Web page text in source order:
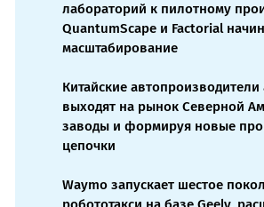
лабораторий к пилотному
QuantumScape и Factorial
масштабирование
Китайские автопроизводители
выходят на рынок Северной
заводы и формируя новые
цепочки
Waymo запускает шестое